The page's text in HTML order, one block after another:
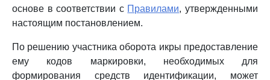
основе в соответствии с Правилами, утвержденными
настоящим постановлением.
По решению участника оборота икры предоставление
ему кодов маркировки, необходимых для
формирования средств идентификации, может